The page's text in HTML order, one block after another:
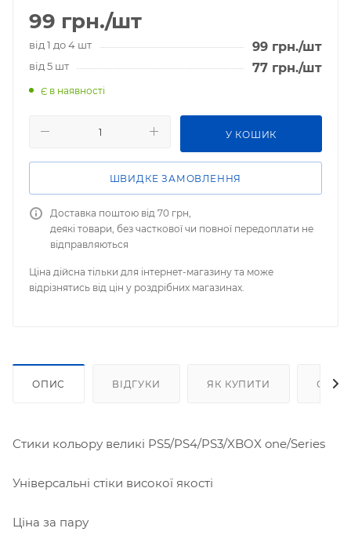
99 грн./шт
від 1 до 4 шт 99 грн./шт
від 5 шт 77 грн./шт
Є в наявності
У КОШИК
ШВИДКЕ ЗАМОВЛЕННЯ
Доставка поштою від 70 грн,
деякі товари, без часткової чи повної передоплати не
відправляються
Ціна дійсна тільки для інтернет-магазину та може
відрізнятись від цін у роздрібних магазинах.
ОПИС ВІДГУКИ ЯК КУПИТИ
Стики кольору великі PS5/PS4/PS3/XBOX one/Series
Універсальні стіки високої якості
Ціна за пару